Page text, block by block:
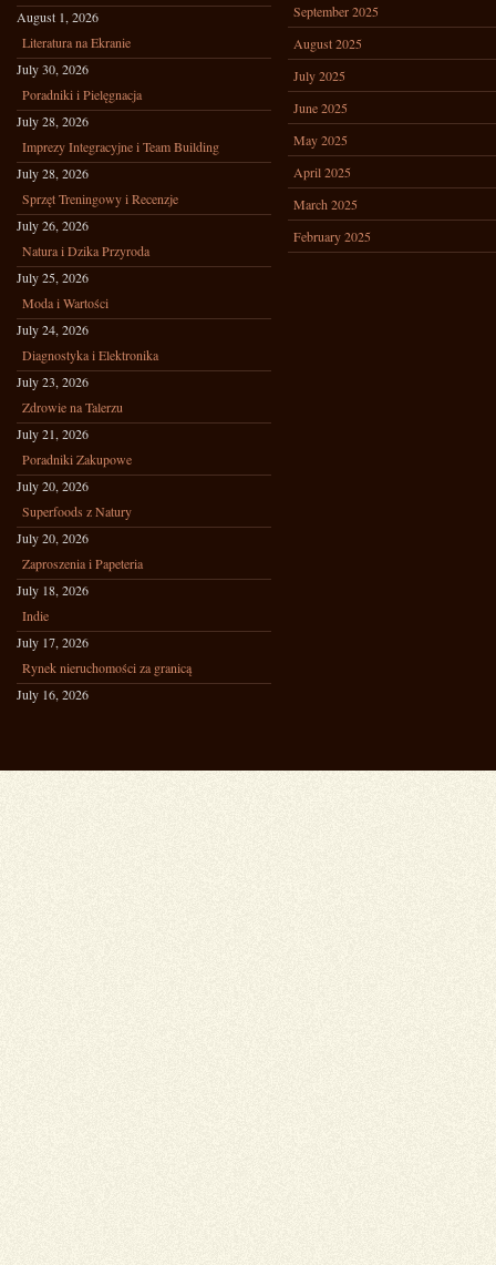
August 1, 2026
Literatura na Ekranie
July 30, 2026
Poradniki i Pielęgnacja
July 28, 2026
Imprezy Integracyjne i Team Building
July 28, 2026
Sprzęt Treningowy i Recenzje
July 26, 2026
Natura i Dzika Przyroda
July 25, 2026
Moda i Wartości
July 24, 2026
Diagnostyka i Elektronika
July 23, 2026
Zdrowie na Talerzu
July 21, 2026
Poradniki Zakupowe
July 20, 2026
Superfoods z Natury
July 20, 2026
Zaproszenia i Papeteria
July 18, 2026
Indie
July 17, 2026
Rynek nieruchomości za granicą
July 16, 2026
September 2025
August 2025
July 2025
June 2025
May 2025
April 2025
March 2025
February 2025